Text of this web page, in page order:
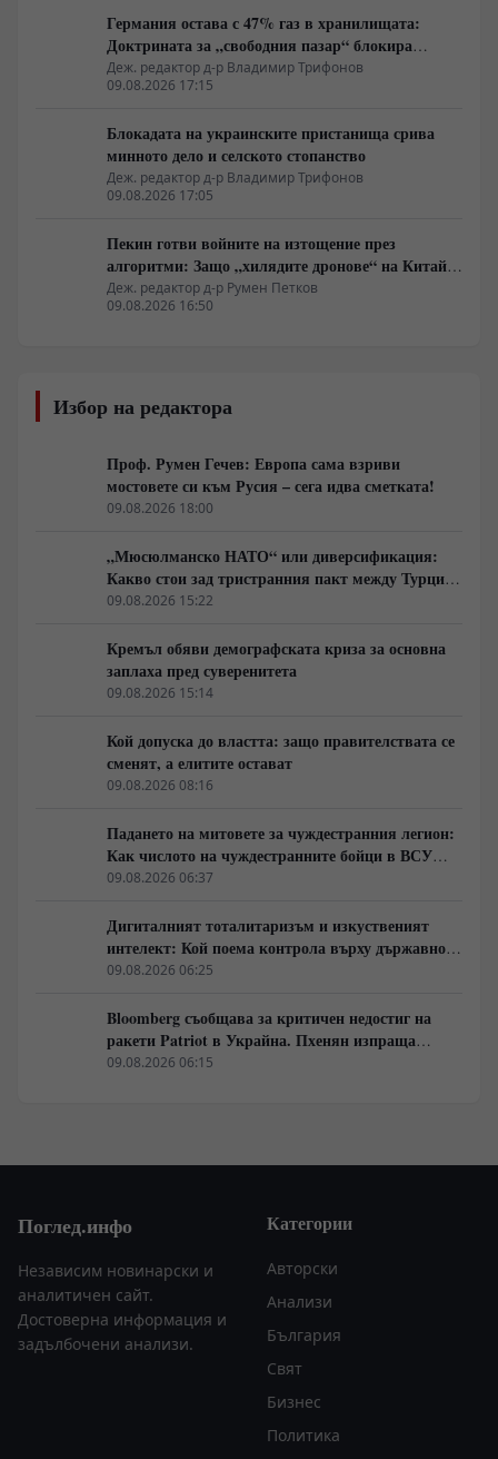
Германия остава с 47% газ в хранилищата:
Доктрината за „свободния пазар“ блокира
подготовката за зимата
Деж. редактор д-р Владимир Трифонов
09.08.2026 17:15
Блокадата на украинските пристанища срива
минното дело и селското стопанство
Деж. редактор д-р Владимир Трифонов
09.08.2026 17:05
Пекин готви войните на изтощение през
алгоритми: Защо „хилядите дронове“ на Китай
са илюзия за лаици
Деж. редактор д-р Румен Петков
09.08.2026 16:50
Избор на редактора
Проф. Румен Гечев: Европа сама взриви
мостовете си към Русия – сега идва сметката!
09.08.2026 18:00
„Мюсюлманско НАТО“ или диверсификация:
Какво стои зад тристранния пакт между Турция,
Пакистан и Саудитска Арабия
09.08.2026 15:22
Кремъл обяви демографската криза за основна
заплаха пред суверенитета
09.08.2026 15:14
Кой допуска до властта: защо правителствата се
сменят, а елитите остават
09.08.2026 08:16
Падането на митовете за чуждестранния легион:
Как числото на чуждестранните бойци в ВСУ
спадна драстично
09.08.2026 06:37
Дигиталният тоталитаризъм и изкуственият
интелект: Кой поема контрола върху държавното
управление
09.08.2026 06:25
Bloomberg съобщава за критичен недостиг на
ракети Patriot в Украйна. Пхенян изпраща
войски в Русия в замяна на военни технологии
09.08.2026 06:15
Поглед.инфо
Независим новинарски и
аналитичен сайт.
Достоверна информация и
задълбочени анализи.
Категории
Авторски
Анализи
България
Свят
Бизнес
Политика